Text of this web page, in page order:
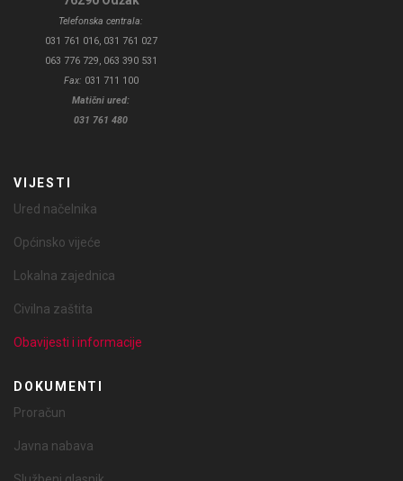
Telefonska centrala:
031 761 016, 031 761 027
063 776 729, 063 390 531
Fax: 031 711 100
Matični ured:
031 761 480
VIJESTI
Ured načelnika
Općinsko vijeće
Lokalna zajednica
Civilna zaštita
Obavijesti i informacije
DOKUMENTI
Proračun
Javna nabava